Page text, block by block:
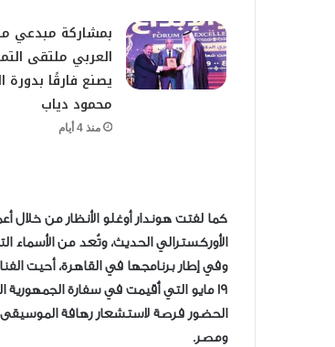
بمشاركة مبدعي
العربي ملتقى
يصنع فارقًا بدورة
محمود دياب
منذ 4 أيام
كما لفتت هوندار أوغلو الأنظار من خلال
الأوركسترالي الحديث، وتُعد من الأسماء
وفي إطار برنامجها في القاهرة، أحيت
19 مايو التي أُقيمت في سفارة
الحضور فرصة لاستشعار رهافة الموسيقى
ومصر.